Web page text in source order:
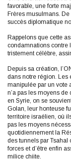
favorable, une forte
Frères musulmans.
succès diplomatique
Rappelons que cette
condamnations contre
tristement célèbre,
Depuis sa création,
dans notre région. Les
manipulée par un vote
n’a pas les moyens
en Syrie, on se
Golan, leur honteuse
territoire israélien, où
pas les moyens
quotidiennement la
des tunnels par Tsahal
forces et d’être enfin
milice chiite.